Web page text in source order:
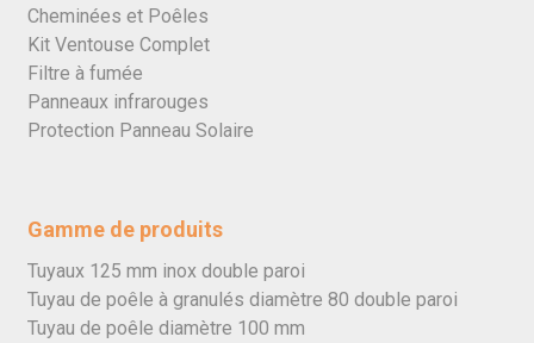
Cheminées et Poêles
Kit Ventouse Complet
Filtre à fumée
Panneaux infrarouges
Protection Panneau Solaire
Gamme de produits
Tuyaux 125 mm inox double paroi
Tuyau de poêle à granulés diamètre 80 double paroi
Tuyau de poêle diamètre 100 mm